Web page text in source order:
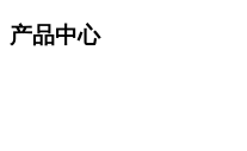
产品中心